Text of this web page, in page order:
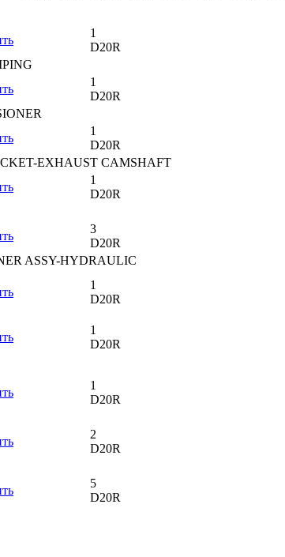
1
D20R
1
D20R
1
D20R
EXHAUST CAMSHAFT
1
D20R
3
D20R
ASSY-HYDRAULIC
1
D20R
1
D20R
1
D20R
2
D20R
5
D20R